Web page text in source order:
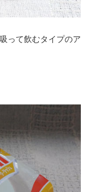
って飲むタイプのア